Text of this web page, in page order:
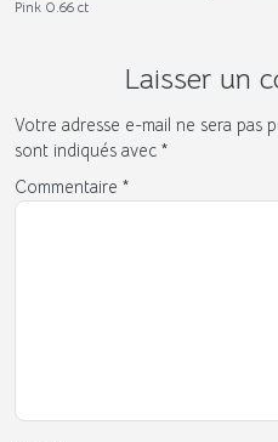
Pink 0.66 ct
Laisser un
Votre adresse e-mail ne sera pas
sont indiqués avec *
Commentaire *